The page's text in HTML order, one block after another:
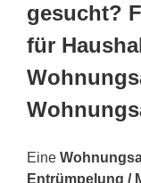
gesucht?
für
Eine
Entrümpelung /